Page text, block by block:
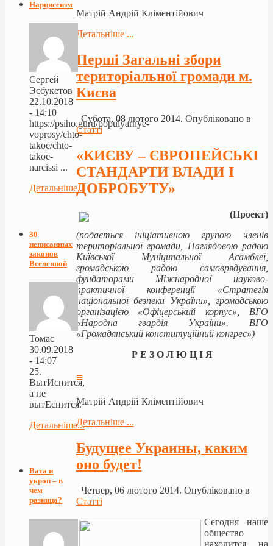
Матрій Андрій Кліментійович
Детальніше ...
Перші Загальні збори
територіальної громади м.
Києва
Субота, 08 лютого 2014. Опубліковано в
Статті
«КИЄВУ – ЄВРОПЕЙСЬКІ
СТАНДАРТИ ВЛАДИ І
ДОБРОБУТУ»
(Проект)
(подається ініціативною групою членів
територіальної громади, Наглядовою радою
Київської Муніципальної Асамблеї,
громадською радою самоврядування,
фундаторами Міжнародної науково-
практичної конференції «Стратегія
національної безпеки України», громадською
організацією «Офіцерський корпус», ВГО
«Народна гвардія України». ВГО
«Громадянський конституційний конгрес»)
Р Е З О Л Ю Ц І Я
≡
Матрій Андрій Кліментійович
Детальніше ...
Будущее Украины, каким
оно будет!
Четвер, 06 лютого 2014. Опубліковано в
Статті
Сегодня наше
общество
находится на
Нарциссизм
Сергей
Эсбукетов
22.10.2018
- 14:10
https://psiho.guru/populyarnye-
voprosy/chto-
takoe/chto-
takoe-
narcissi ...
Детальніше...
30
неписанных
законов
Вселенной
Томас
30.09.2018
- 14:07
25.
ВытИснится,
а не
вытЕснится.
Детальніше...
Вата и
укроп – в
чем
разница?